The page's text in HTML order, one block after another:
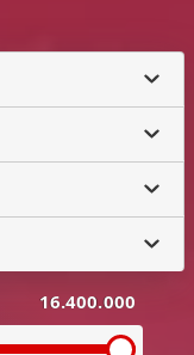
16.400.000